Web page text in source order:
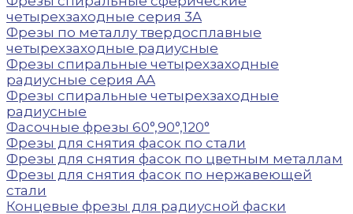
четырехзаходные серия 3A
Фрезы по металлу твердосплавные
четырехзаходные радиусные
Фрезы спиральные четырехзаходные
радиусные серия AA
Фрезы спиральные четырехзаходные
радиусные
Фасочные фрезы 60°,90°,120°
Фрезы для снятия фасок по стали
Фрезы для снятия фасок по цветным металлам
Фрезы для снятия фасок по нержавеющей
стали
Концевые фрезы для радиусной фаски